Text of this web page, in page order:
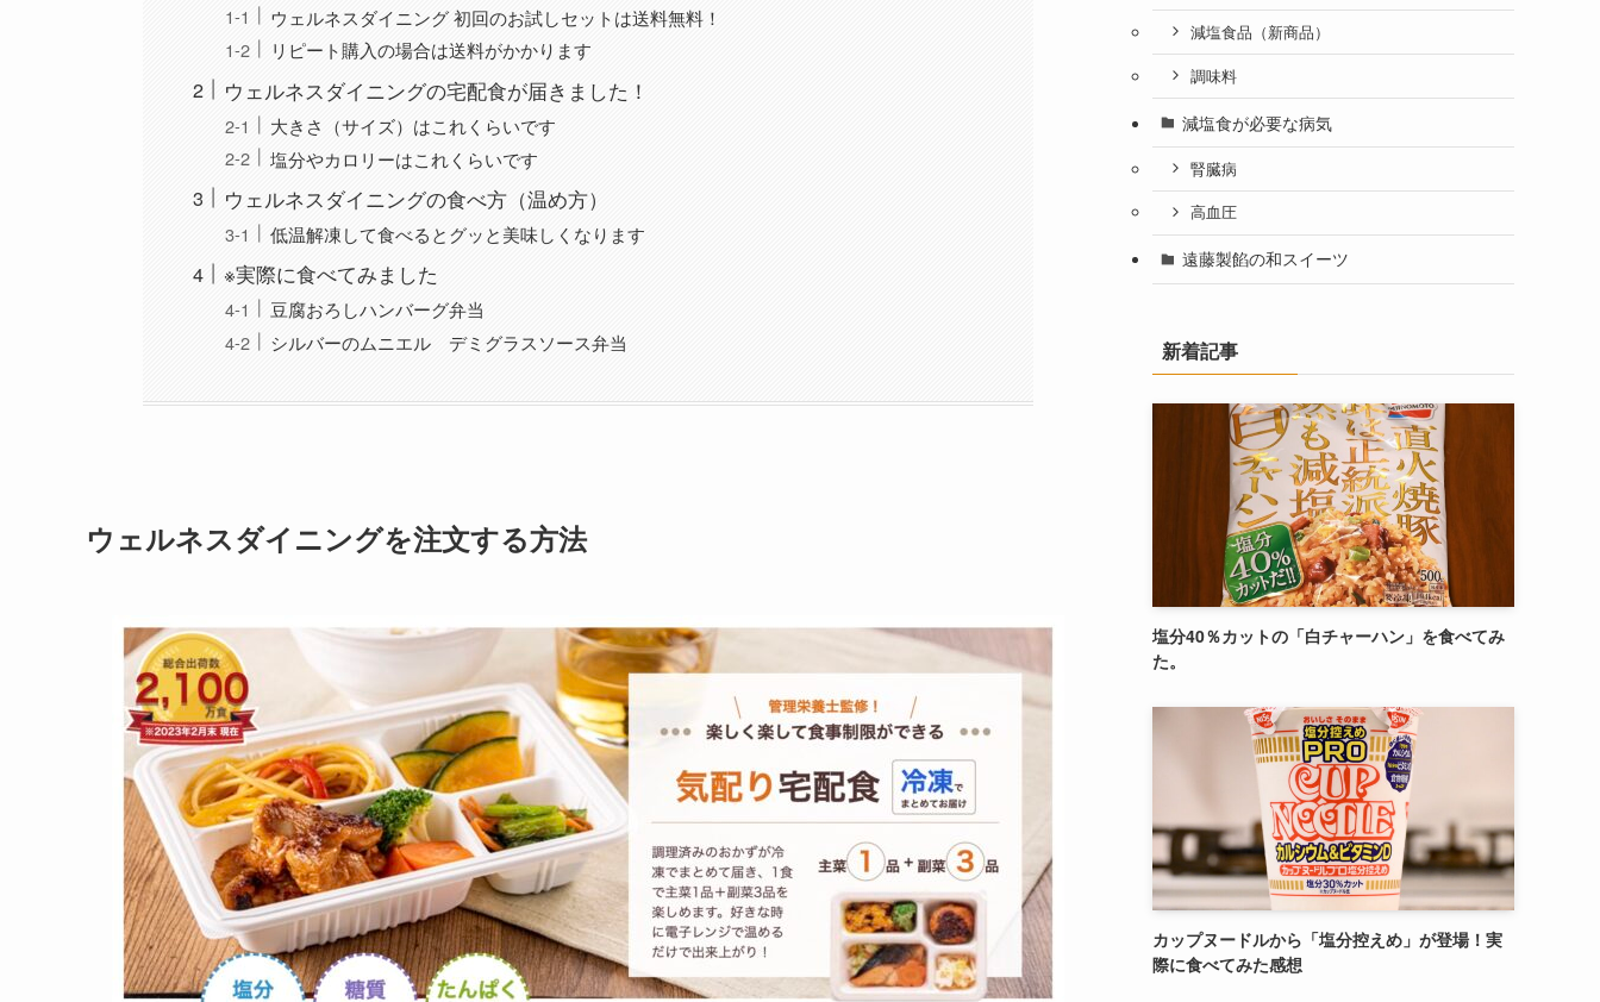
ウェルネスダイニング 初回のお試しセットは送料無料！
リピート購入の場合は送料がかかります
ウェルネスダイニングの宅配食が届きました！
大きさ（サイズ）はこれくらいです
塩分やカロリーはこれくらいです
ウェルネスダイニングの食べ方（温め方）
低温解凍して食べるとグッと美味しくなります
※実際に食べてみました
豆腐おろしハンバーグ弁当
シルバーのムニエル デミグラスソース弁当
ウェルネスダイニングを注文する方法
減塩食品（新商品）
調味料
減塩食が必要な病気
腎臓病
高血圧
遠藤製餡の和スイーツ
新着記事
塩分40％カットの「白チャーハン」を食べてみ
た。
カップヌードルから「塩分控えめ」が登場！実
際に食べてみた感想